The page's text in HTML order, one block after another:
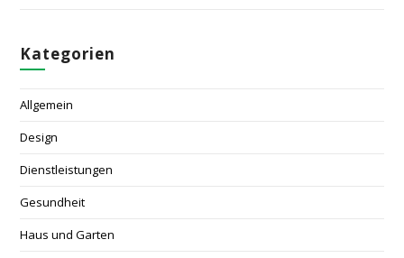
Kategorien
Allgemein
Design
Dienstleistungen
Gesundheit
Haus und Garten